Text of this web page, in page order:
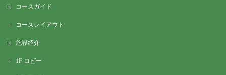
コースガイド
コースレイアウト
施設紹介
1F ロビー